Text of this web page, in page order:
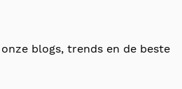
blogs, trends en de beste